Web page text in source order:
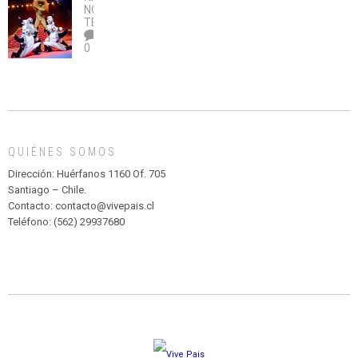
no
legalice
el
abuso”
OBRA
DE
TEATRO
Y
MADAGASCAR
PARQUE
HURATDO
NOTICIAS
TEATRO
0
QUIÉNES SOMOS
Dirección: Huérfanos 1160 Of. 705
Santiago – Chile.
Contacto: contacto@vivepais.cl
Teléfono: (562) 29937680